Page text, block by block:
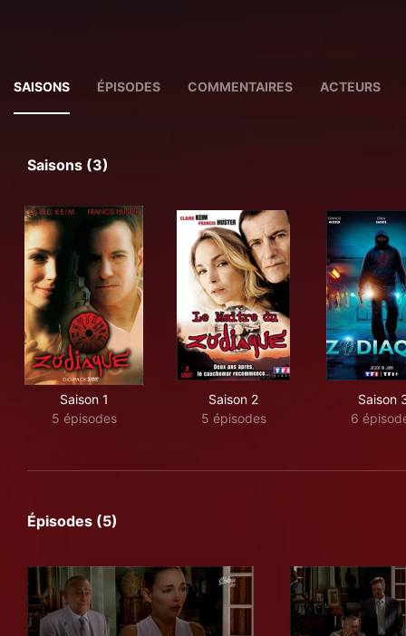
SAISONS ÉPISODES COMMENTAIRES ACTEURS
Saisons (3)
Saison 1
5 épisodes
Saison 2
5 épisodes
Saison
6
Épisodes (5)